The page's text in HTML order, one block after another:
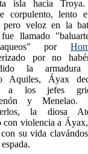
isla hacia
corpulento, lento
pero veloz en la
llamado
por
por no
la armadura
Aquiles, Áyax
a los jefes
y Menelao.
la diosa
con violencia a
su vida